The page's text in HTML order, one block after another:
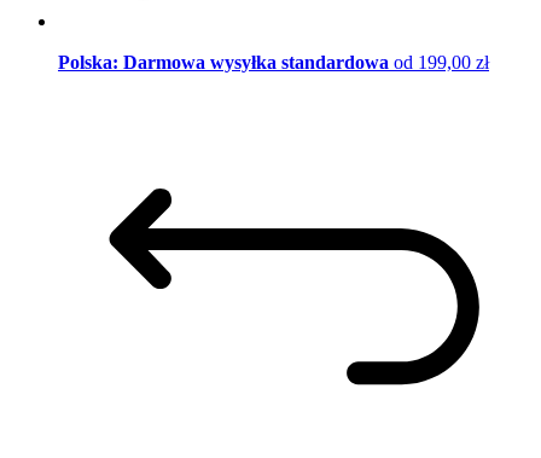
Polska: Darmowa wysyłka standardowa od 199,00 zł